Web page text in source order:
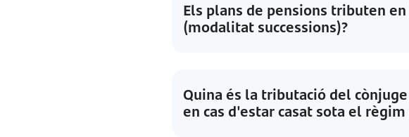
Els plans de pensions tributen
(modalitat successions)?
Quina és la tributació del
en cas d'estar casat sota el